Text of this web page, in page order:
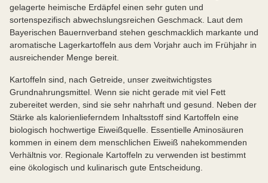
gelagerte heimische Erdäpfel einen sehr guten und
sortenspezifisch abwechslungsreichen Geschmack. Laut dem
Bayerischen Bauernverband stehen geschmacklich markante und
aromatische Lagerkartoffeln aus dem Vorjahr auch im Frühjahr in
ausreichender Menge bereit.
Kartoffeln sind, nach Getreide, unser zweitwichtigstes
Grundnahrungsmittel. Wenn sie nicht gerade mit viel Fett
zubereitet werden, sind sie sehr nahrhaft und gesund. Neben der
Stärke als kalorienlieferndem Inhaltsstoff sind Kartoffeln eine
biologisch hochwertige Eiweißquelle. Essentielle Aminosäuren
kommen in einem dem menschlichen Eiweiß nahekommenden
Verhältnis vor. Regionale Kartoffeln zu verwenden ist bestimmt
eine ökologisch und kulinarisch gute Entscheidung.